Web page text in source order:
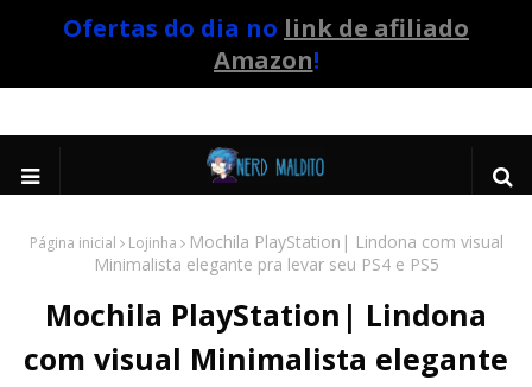
Ofertas do dia no link de afiliado
Amazon!
Página inicial Lojinha
Mochila PlayStation| Lindona com visual
Minimalista elegante pra levar seu PS4 e PS5
Mochila PlayStation| Lindona
com visual Minimalista elegante